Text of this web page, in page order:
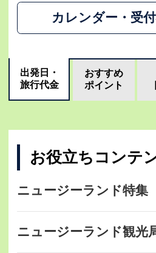
カレンダー・受
出発日・
旅行代金
おすすめ
ポイント
お役立ちコンテ
ニュージーランド特集
ニュージーランド観光